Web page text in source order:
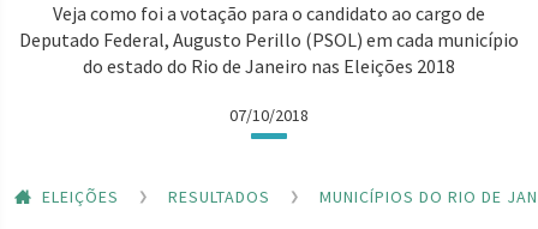
Veja como foi a votação para o candidato ao cargo de
Deputado Federal, Augusto Perillo (PSOL) em cada município
do estado do Rio de Janeiro nas Eleições 2018
07/10/2018
ELEIÇÕES RESULTADOS
MUNICÍPIOS DO RIO DE